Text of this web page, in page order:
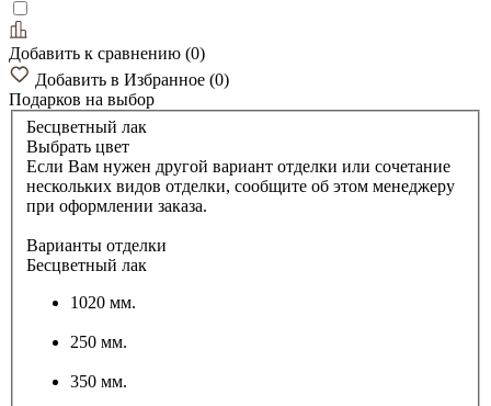
Добавить к сравнению (0)
Добавить в Избранное (0)
Подарков на выбор
Бесцветный лак
Выбрать цвет
Если Вам нужен другой вариант отделки или сочетание
нескольких видов отделки, сообщите об этом менеджеру
при оформлении заказа.
Варианты отделки
Бесцветный лак
1020 мм.
250 мм.
350 мм.